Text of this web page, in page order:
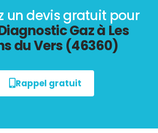
un devis gratuit pour
Gaz à Les
du Vers (46360)
Rappel gratuit